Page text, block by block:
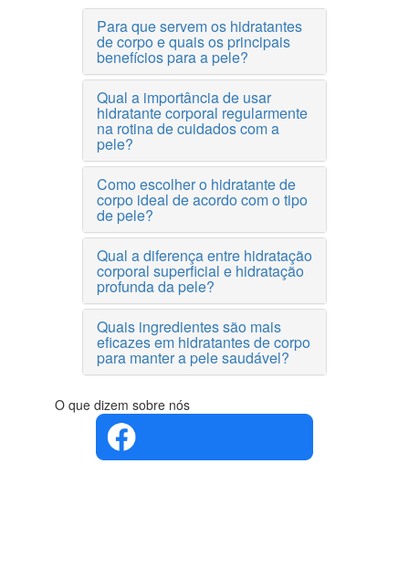
Para que servem os hidratantes
de corpo e quais os principais
benefícios para a pele?
Qual a importância de usar
hidratante corporal regularmente
na rotina de cuidados com a
pele?
Como escolher o hidratante de
corpo ideal de acordo com o tipo
de pele?
Qual a diferença entre hidratação
corporal superficial e hidratação
profunda da pele?
Quais ingredientes são mais
eficazes em hidratantes de corpo
para manter a pele saudável?
O que dizem sobre nós